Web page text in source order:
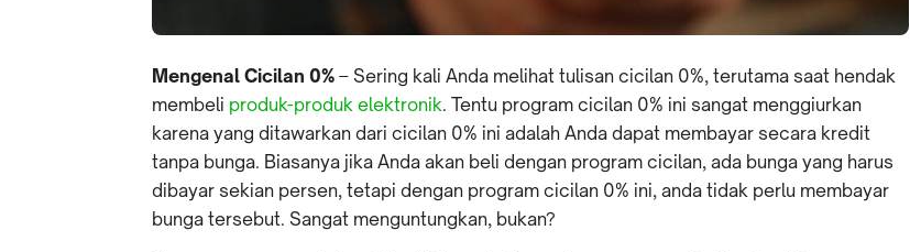
Mengenal Cicilan 0% – Sering kali Anda melihat tulisan cicilan 0%, terutama saat hendak
membeli produk-produk elektronik. Tentu program cicilan 0% ini sangat menggiurkan
karena yang ditawarkan dari cicilan 0% ini adalah Anda dapat membayar secara kredit
tanpa bunga. Biasanya jika Anda akan beli dengan program cicilan, ada bunga yang harus
dibayar sekian persen, tetapi dengan program cicilan 0% ini, anda tidak perlu membayar
bunga tersebut. Sangat menguntungkan, bukan?